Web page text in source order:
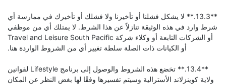
**13.3.** لا يشكل فشلنا أو تأخيرنا ولا فشلك أو تأخيرك في ممارسة أي
شرط وارد في هذه الوثيقة تنازلاً عن هذا الشرط. لا يمتلك أي من موظفي
أو الشركات التابعة أو وكلاء شركة Travel and Leisure South Pacific
أو الكيانات ذات الصلة سلطة تغيير أي من الشروط الواردة هنا.
**13.4.** تخضع هذه الشروط والوصول إلى برنامج Lifestyle لقوانين
ولاية كوينزلاند الأسترالية وسيتم تفسيرها وفقًا لها بغض النظر عن المكان